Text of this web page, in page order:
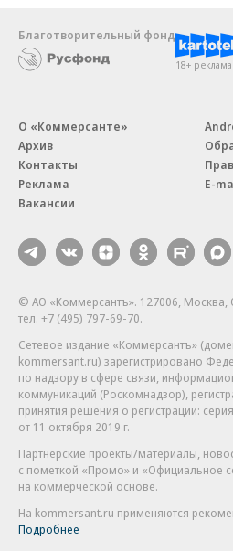
Благотворительный фонд
18+ реклама
О «Коммерсанте»
Архив
Контакты
Реклама
Вакансии
E-
© АО «Коммерсантъ». 127006, Москва,
тел. +7 (495) 797-69-70.
Сетевое издание «Коммерсантъ»
kommersant.ru) зарегистрировано
по надзору в сфере связи,
коммуникаций (Роскомнадзор),
принятия решения о регистрации: серия
от 11 октября 2019 г.
Партнерские проекты/материалы,
с пометкой «Промо» и «Официальное
на коммерческой основе.
На kommersant.ru применяются
Подробнее